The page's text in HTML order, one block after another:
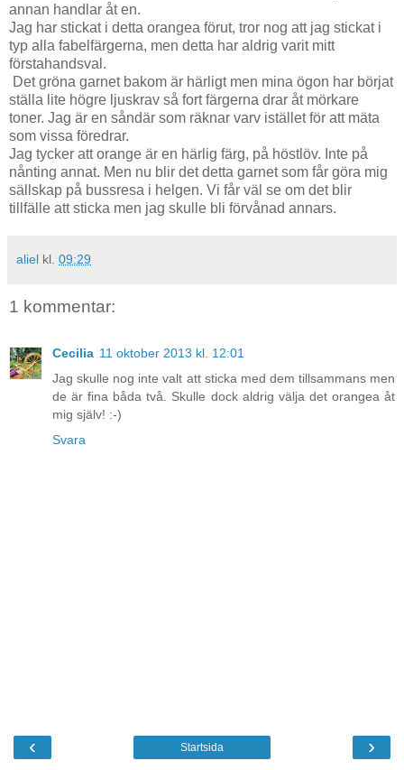
annan handlar åt en.
Jag har stickat i detta orangea förut, tror nog att jag stickat i
typ alla fabelfärgerna, men detta har aldrig varit mitt
förstahandsval.
Det gröna garnet bakom är härligt men mina ögon har börjat
ställa lite högre ljuskrav så fort färgerna drar åt mörkare
toner. Jag är en såndär som räknar varv istället för att mäta
som vissa föredrar.
Jag tycker att orange är en härlig färg, på höstlöv. Inte på
nånting annat. Men nu blir det detta garnet som får göra mig
sällskap på bussresa i helgen. Vi får väl se om det blir
tillfälle att sticka men jag skulle bli förvånad annars.
aliel kl. 09:29
1 kommentar:
Cecilia 11 oktober 2013 kl. 12:01
Jag skulle nog inte valt att sticka med dem tillsammans men
de är fina båda två. Skulle dock aldrig välja det orangea åt
mig själv! :-)
Svara
‹ ›
Startsida